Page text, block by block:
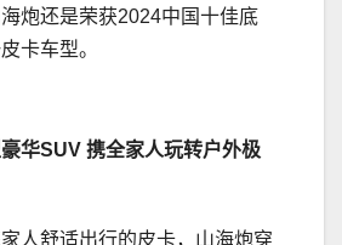
炮还是荣获2024中国十佳底
卡车型。
华SUV 携全家人玩转户外极
人舒适出行的皮卡，山海炮穿